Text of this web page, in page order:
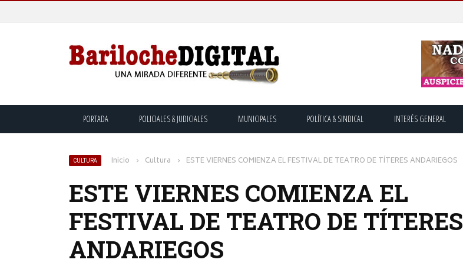
PORTADA POLICIALES & JUDICIALES MUNICIPALES POLÍTICA & SINDICAL INTERÉS GENERAL
CULTURA Inicio › Cultura › ESTE VIERNES COMIENZA EL FESTIVAL DE TEATRO DE TÍTERES ANDARIEGOS
ESTE VIERNES COMIENZA EL
FESTIVAL DE TEATRO DE TÍTERES
ANDARIEGOS